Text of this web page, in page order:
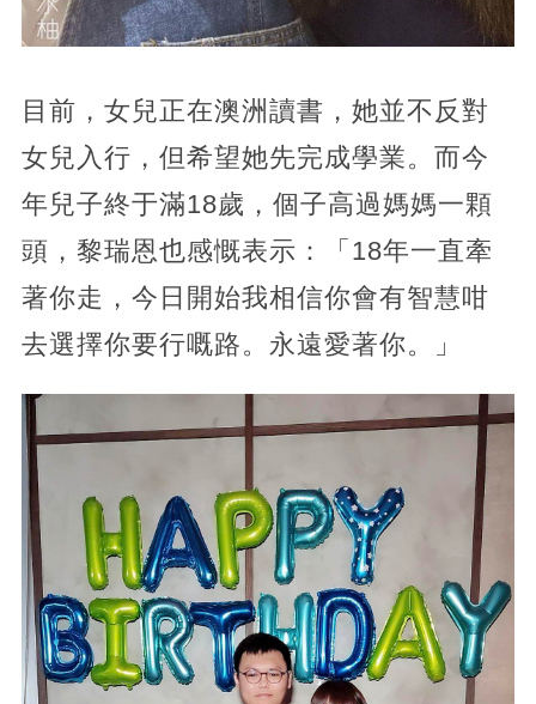
目前，女兒正在澳洲讀書，她並不反對
女兒入行，但希望她先完成學業。而今
年兒子終于滿18歲，個子高過媽媽一顆
頭，黎瑞恩也感慨表示：「18年一直牽
著你走，今日開始我相信你會有智慧咁
去選擇你要行嘅路。永遠愛著你。」